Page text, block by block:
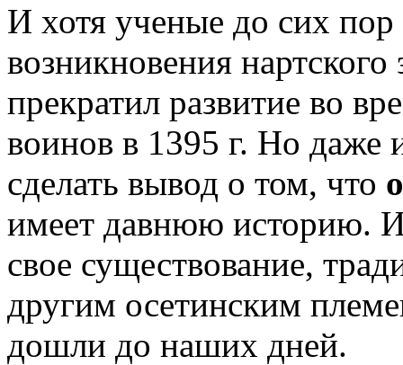
И хотя ученые до сих
возникновения
прекратил развитие во
воинов в 1395 г. Но даже
сделать вывод о том, что
имеет давнюю историю. И
свое существование,
другим осетинским
дошли до наших дней.